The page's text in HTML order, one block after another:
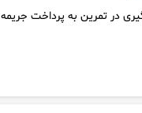
در تمرین به پرداخت جریمه